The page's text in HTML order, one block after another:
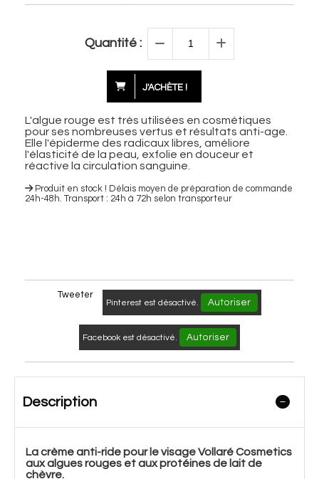
Quantité :
J'ACHÈTE !
L'algue rouge est très utilisées en cosmétiques
pour ses nombreuses vertus et résultats anti-age.
Elle l'épiderme des radicaux libres, améliore
l'élasticité de la peau, exfolie en douceur et
réactive la circulation sanguine.
Produit en stock ! Délais moyen de préparation de commande
24h-48h. Transport : 24h à 72h selon transporteur
Tweeter
Pinterest est désactivé. Autoriser
Facebook est désactivé. Autoriser
Description
La crème anti-ride pour le visage Vollaré Cosmetics
aux algues rouges et aux protéines de lait de
chèvre.